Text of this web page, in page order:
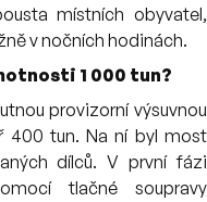
místních obyvatel,
v nočních hodinách.
1 000 tun?
provizorní výsuvnou
400 tun. Na ní byl most
dílců. V první fázi
tlačné soupravy